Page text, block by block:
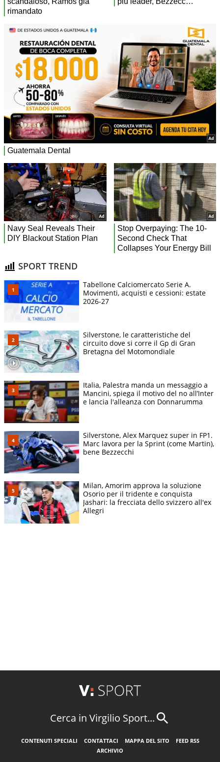
SPORT TREND
Tabellone Calciomercato Serie A.
Movimenti, acquisti e cessioni: estate
2026-27
Silverstone, le caratteristiche del
circuito dove si corre il Gp di Gran
Bretagna del Motomondiale
Italia, Palestra manda un messaggio a
Mancini, spiega il motivo del no all’Inter
e lancia l'alleanza con Donnarumma
Silverstone, Alex Marquez super in FP1.
Marc lavora per la Sprint (come Martin),
bene Bezzecchi
Milan, Amorim approva la soluzione
Osorio per il tridente e conquista
Jashari: la frecciata dello svizzero all'ex
Allegri
Cerca in Virgilio Sport...
CONTENUTI SPECIALI CONTATTACI MAPPA DEL SITO
FEED RSS
ARCHIVIO